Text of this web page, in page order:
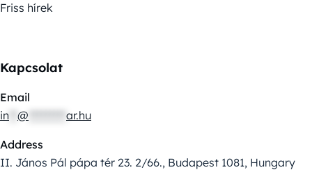
Friss hírek
Kapcsolat
Email
in @ ar.hu
Address
II. János Pál pápa tér 23. 2/66., Budapest 1081, Hungary